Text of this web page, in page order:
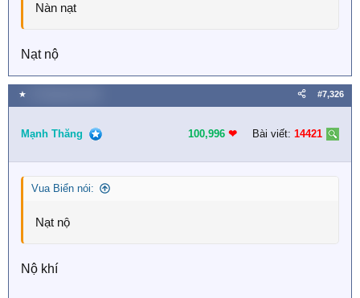
Nàn nạt
Nạt nộ
★ #7,326
Mạnh Thăng 100,996 ❤︎ Bài viết: 14421
Vua Biển nói:
Nạt nộ
Nộ khí